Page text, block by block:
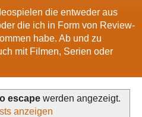
die entweder aus
die ich in Form von Review-
habe. Ab und zu
mit Filmen, Serien oder
escapewerden angezeigt.
anzeigen